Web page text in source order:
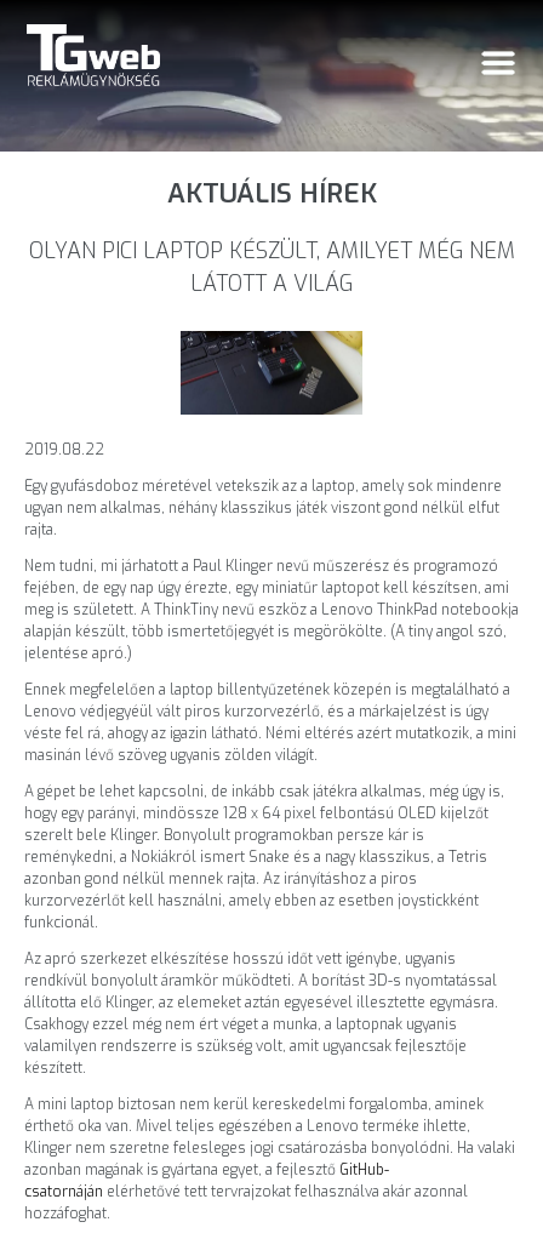
AKTUÁLIS HÍREK
OLYAN PICI LAPTOP KÉSZÜLT, AMILYET MÉG NEM
LÁTOTT A VILÁG
2019.08.22
Egy gyufásdoboz méretével vetekszik az a laptop, amely sok mindenre
ugyan nem alkalmas, néhány klasszikus játék viszont gond nélkül elfut
rajta.
Nem tudni, mi járhatott a Paul Klinger nevű műszerész és programozó
fejében, de egy nap úgy érezte, egy miniatűr laptopot kell készítsen, ami
meg is született. A ThinkTiny nevű eszköz a Lenovo ThinkPad notebookja
alapján készült, több ismertetőjegyét is megörökölte. (A tiny angol szó,
jelentése apró.)
Ennek megfelelően a laptop billentyűzetének közepén is megtalálható a
Lenovo védjegyéül vált piros kurzorvezérlő, és a márkajelzést is úgy
véste fel rá, ahogy az igazin látható. Némi eltérés azért mutatkozik, a mini
masinán lévő szöveg ugyanis zölden világít.
A gépet be lehet kapcsolni, de inkább csak játékra alkalmas, még úgy is,
hogy egy parányi, mindössze 128 x 64 pixel felbontású OLED kijelzőt
szerelt bele Klinger. Bonyolult programokban persze kár is
reménykedni, a Nokiákról ismert Snake és a nagy klasszikus, a Tetris
azonban gond nélkül mennek rajta. Az irányításhoz a piros
kurzorvezérlőt kell használni, amely ebben az esetben joystickként
funkcionál.
Az apró szerkezet elkészítése hosszú időt vett igénybe, ugyanis
rendkívül bonyolult áramkör működteti. A borítást 3D-s nyomtatással
állította elő Klinger, az elemeket aztán egyesével illesztette egymásra.
Csakhogy ezzel még nem ért véget a munka, a laptopnak ugyanis
valamilyen rendszerre is szükség volt, amit ugyancsak fejlesztője
készített.
A mini laptop biztosan nem kerül kereskedelmi forgalomba, aminek
érthető oka van. Mivel teljes egészében a Lenovo terméke ihlette,
Klinger nem szeretne felesleges jogi csatározásba bonyolódni. Ha valaki
azonban magának is gyártana egyet, a fejlesztő GitHub-
csatornáján elérhetővé tett tervrajzokat felhasználva akár azonnal
hozzáfoghat.